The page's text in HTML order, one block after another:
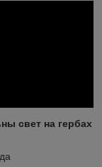
свет на гербах